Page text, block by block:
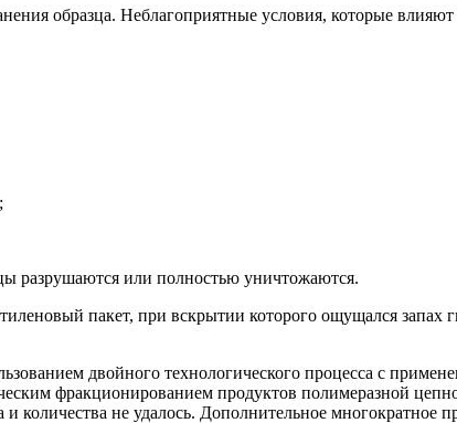
образца. Неблагоприятные условия, которые влияют
разрушаются или полностью уничтожаются.
пакет, при вскрытии которого ощущался запах
двойного технологического процесса с
фракционированием продуктов полимеразной
количества не удалось. Дополнительное многократное п